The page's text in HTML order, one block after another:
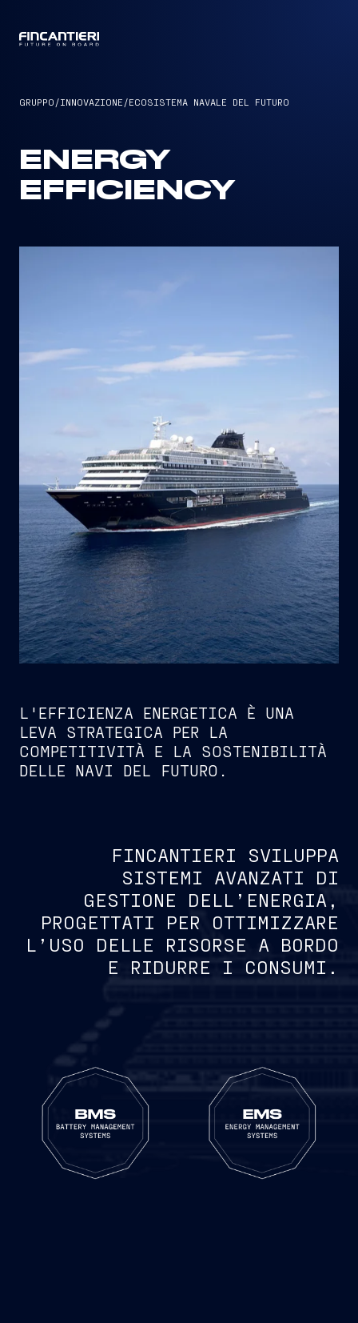
GRUPPO /INNOVAZIONE /ECOSISTEMA NAVALE DEL FUTURO
ENERGY
EFFICIENCY
L'EFFICIENZA ENERGETICA È UNA
LEVA STRATEGICA PER LA
COMPETITIVITÀ E LA SOSTENIBILITÀ
DELLE NAVI DEL FUTURO.
FINCANTIERI SVILUPPA
SISTEMI AVANZATI DI
GESTIONE DELL’ENERGIA,
PROGETTATI PER OTTIMIZZARE
L’USO DELLE RISORSE A BORDO
E RIDURRE I CONSUMI.